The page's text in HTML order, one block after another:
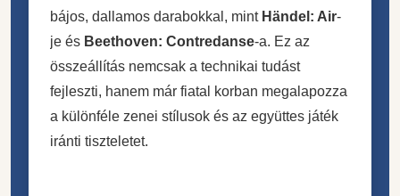
bájos, dallamos darabokkal, mint Händel: Air-
je és Beethoven: Contredanse-a. Ez az
összeállítás nemcsak a technikai tudást
fejleszti, hanem már fiatal korban megalapozza
a különféle zenei stílusok és az együttes játék
iránti tiszteletet.